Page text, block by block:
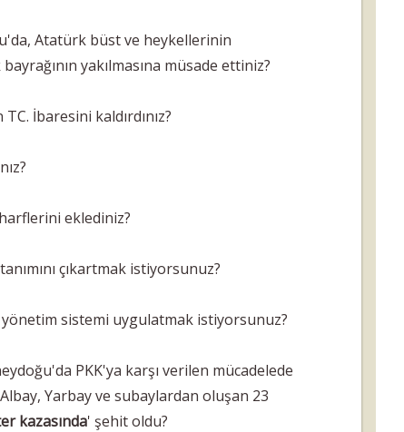
Atatürk büst ve heykellerinin
yakılmasına müsade ettiniz?
İbaresini kaldırdınız?
eklediniz?
çıkartmak istiyorsunuz?
sistemi uygulatmak istiyorsunuz?
PKK'ya karşı verilen mücadelede
Yarbay ve subaylardan oluşan 23
kazasında' şehit oldu?